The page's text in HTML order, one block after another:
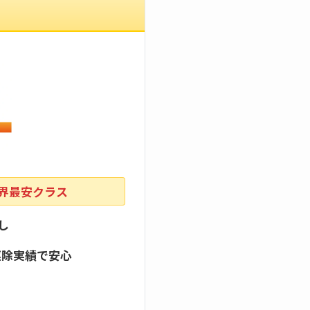
最安クラス
実績で安心